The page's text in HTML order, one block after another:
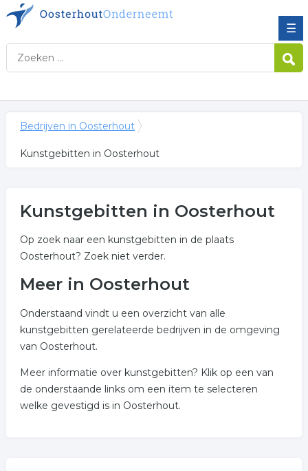
☰
Bedrijven in Oosterhout
Kunstgebitten in Oosterhout
Kunstgebitten in Oosterhout
Op zoek naar een kunstgebitten in de plaats
Oosterhout? Zoek niet verder.
Meer in Oosterhout
Onderstaand vindt u een overzicht van alle
kunstgebitten gerelateerde bedrijven in de omgeving
van Oosterhout.
Meer informatie over kunstgebitten? Klik op een van
de onderstaande links om een item te selecteren
welke gevestigd is in Oosterhout.